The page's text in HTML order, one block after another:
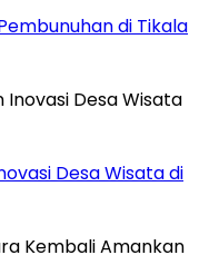
di Tikala
Desa Wisata di